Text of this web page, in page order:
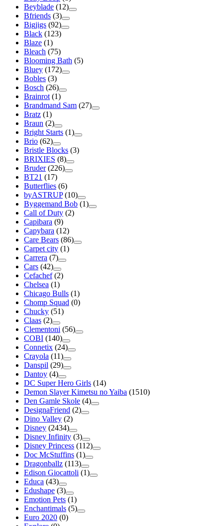
Beyblade (12)
Bfriends (3)
Bigjigs (92)
Black (123)
Blaze (1)
Bleach (75)
Blooming Bath (5)
Bluey (172)
Bobles (3)
Bosch (26)
Brainrot (1)
Brandmand Sam (27)
Bratz (1)
Braun (2)
Bright Starts (1)
Brio (62)
Bristle Blocks (3)
BRIXIES (8)
Bruder (226)
BT21 (17)
Butterflies (6)
byASTRUP (10)
Byggemand Bob (1)
Call of Duty (2)
Capibara (9)
Capybara (12)
Care Bears (86)
Carpet city (1)
Carrera (7)
Cars (42)
Cefachef (2)
Chelsea (1)
Chicago Bulls (1)
Chomp Squad (0)
Chucky (51)
Claas (2)
Clementoni (56)
COBI (140)
Connetix (24)
Crayola (11)
Danspil (29)
Dantoy (4)
DC Super Hero Girls (14)
Demon Slayer Kimetsu no Yaiba (1510)
Den Gamle Skole (4)
DesignaFriend (2)
Dino Valley (2)
Disney (2434)
Disney Infinity (3)
Disney Princess (112)
Doc McStuffins (1)
Dragonballz (113)
Edison Giocattoli (1)
Educa (43)
Edushape (3)
Emotion Pets (1)
Enchantimals (5)
Euro 2020 (0)